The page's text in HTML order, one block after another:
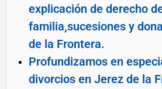
explicación de derecho
familia,sucesiones y
de la Frontera.
Profundizamos en
divorcios en Jerez de la